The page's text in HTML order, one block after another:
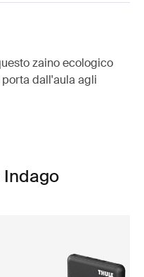
zaino ecologico
dall'aula agli